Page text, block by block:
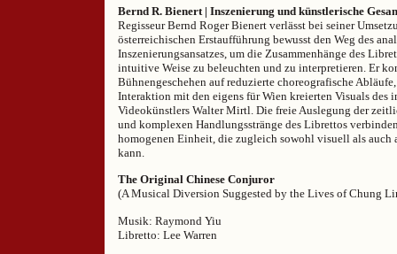
Bernd R. Bienert | Inszenierung und künstlerische
Regisseur Bernd Roger Bienert verlässt bei seiner
österreichischen Erstaufführung bewusst den Weg des
Inszenierungsansatzes, um die Zusammenhänge des
intuitive Weise zu beleuchten und zu interpretieren. Er
Bühnengeschehen auf reduzierte choreografische
Interaktion mit den eigens für Wien kreierten Visuals des
Videokünstlers Walter Mirtl. Die freie Auslegung der
und komplexen Handlungsstränge des Librettos
homogenen Einheit, die zugleich sowohl visuell als auch
kann.
The Original Chinese Conjuror
(A Musical Diversion Suggested by the Lives of Chung
Musik: Raymond Yiu
Libretto: Lee Warren